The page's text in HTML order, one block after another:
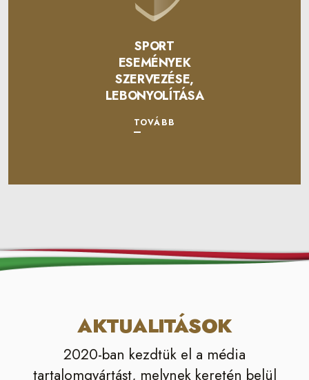
SPORT
ESEMÉNYEK
SZERVEZÉSE,
LEBONYOLÍTÁSA
TOVÁBB
AKTUALITÁSOK
2020-ban kezdtük el a média
tartalomgyártást, melynek keretén belül